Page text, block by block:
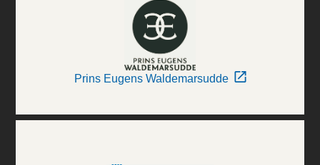
Prins Eugens Waldemarsudde